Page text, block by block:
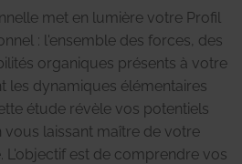
met en lumière votre Profil
: l'ensemble des forces, des
organiques présents à votre
les dynamiques élémentaires
étude révèle vos potentiels
laissant maître de votre
L'objectif est de comprendre vos